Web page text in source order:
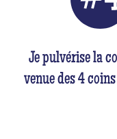
Je pulvérise la
venue des 4